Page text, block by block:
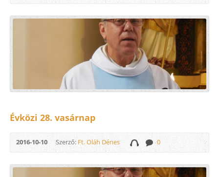
Évközi 28. vasárnap
2016-10-10 Szerző:Ft. Oláh Dénes 0